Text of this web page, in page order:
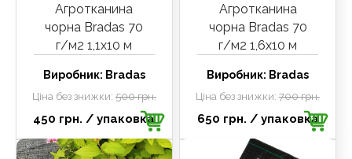
Агротканина
чорна Bradas 70
г/м2 1,1х10 м
Виробник: Bradas
Ціна без знижки: 500 грн.
450 грн. / упаковка
Агротканина
чорна Bradas 70
г/м2 1,6х10 м
Виробник: Bradas
Ціна без знижки:700 грн.
650 грн. / упаковка